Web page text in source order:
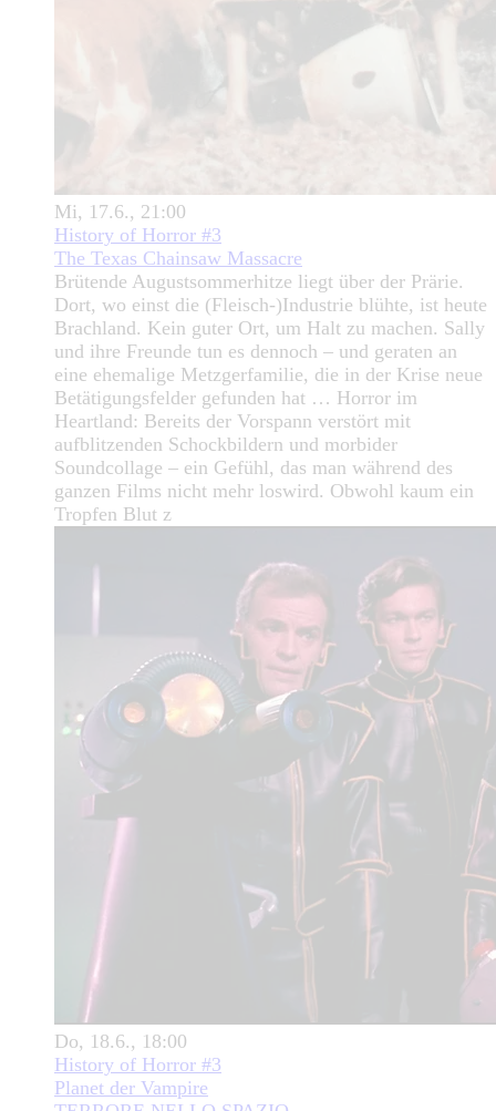
Mi, 17.6., 21:00
History of Horror #3
The Texas Chainsaw Massacre
Brütende Augustsommerhitze liegt über der Prärie.
Dort, wo einst die (Fleisch-)Industrie blühte, ist heute
Brachland. Kein guter Ort, um Halt zu machen. Sally
und ihre Freunde tun es dennoch – und geraten an
eine ehemalige Metzgerfamilie, die in der Krise neue
Betätigungsfelder gefunden hat … Horror im
Heartland: Bereits der Vorspann verstört mit
aufblitzenden Schockbildern und morbider
Soundcollage – ein Gefühl, das man während des
ganzen Films nicht mehr loswird. Obwohl kaum ein
Tropfen Blut z
Do, 18.6., 18:00
History of Horror #3
Planet der Vampire